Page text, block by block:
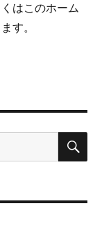
はこのホーム
す。
検